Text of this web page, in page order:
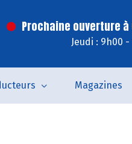
Prochaine ouverture à
Jeudi : 9h00 -
Magazines